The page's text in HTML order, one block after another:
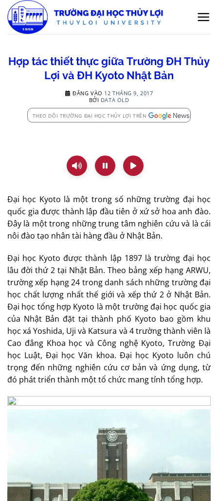
qua
nội
Hợp tác thiết thực giữa Trường ĐH Thủy
Lợi và ĐH Kyoto Nhật Bản
ĐĂNG VÀO 12 THÁNG 9, 2017
BỞI DATA OLD
THEO DÕI TRƯỜNG ĐẠI HỌC THỦY LỢI TRÊN
Đại học Kyoto là một trong số những trường đại học
quốc gia được thành lập đầu tiên ở xứ sở hoa anh đào.
Đây là một trong những trung tâm nghiên cứu và là cái
nôi đào tạo nhân tài hàng đầu ở Nhật Bản.
Đại học Kyoto được thành lập 1897 là trường đại học
lâu đời thứ 2 tại Nhật Bản. Theo bảng xếp hạng ARWU,
trường xếp hạng 24 trong danh sách những trường đại
học chất lượng nhất thế giới và xếp thứ 2 ở Nhật Bản.
Đại học tổng hợp Kyoto là một trường đại học quốc gia
của Nhật Bản đặt tại thành phố Kyoto bao gồm khu
học xá Yoshida, Uji và Katsura và 4 trường thành viên là
Cao đẳng Khoa học và Công nghệ Kyoto, Trường Đại
học Luật, Đại học Văn khoa. Đại học Kyoto luôn chú
trọng đến những nghiên cứu cơ bản và ứng dụng, từ
đó phát triển thành một tổ chức mang tính tổng hợp.